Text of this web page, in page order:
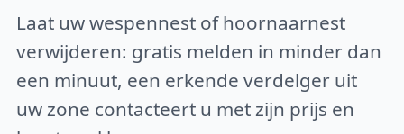
Laat uw wespennest of hoornaarnest
verwijderen: gratis melden in minder dan
een minuut, een erkende verdelger uit
uw zone contacteert u met zijn prijs en